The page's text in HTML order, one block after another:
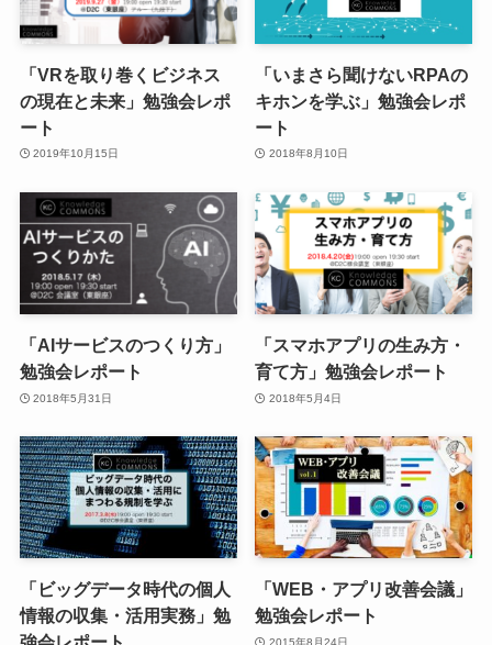
「VRを取り巻くビジネス
の現在と未来」勉強会レポ
ート
2019年10月15日
「いまさら聞けないRPAの
キホンを学ぶ」勉強会レポ
ート
2018年8月10日
「AIサービスのつくり方」
勉強会レポート
2018年5月31日
「スマホアプリの生み方・
育て方」勉強会レポート
2018年5月4日
「ビッグデータ時代の個人
情報の収集・活用実務」勉
「WEB・アプリ改善会議」
勉強会レポート
2015年8月24日